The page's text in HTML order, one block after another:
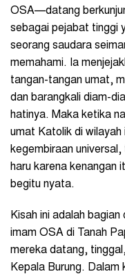
OSA—datang
sebagai pejabat tinggi
seorang saudara
memahami. Ia
tangan-tangan umat,
dan barangkali diam-
hatinya. Maka ketika
umat Katolik di wilayah
kegembiraan
haru karena
begitu nyata.
Kisah ini adalah
imam OSA di Tanah
mereka datang,
Kepala Burung. Dalam